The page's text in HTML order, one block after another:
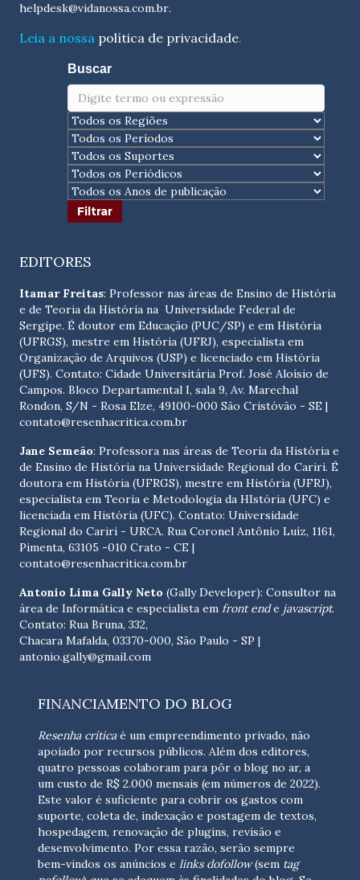
helpdesk@vidanossa.com.br.
Leia a nossa política de privacidade.
Buscar
EDITORES
Itamar Freitas: Professor nas áreas de Ensino de História
e de Teoria da História na Universidade Federal de
Sergipe. É doutor em Educação (PUC/SP) e em História
(UFRGS), mestre em História (UFRJ), especialista em
Organização de Arquivos (USP) e licenciado em História
(UFS). Contato: Cidade Universitária Prof. José Aloísio de
Campos. Bloco Departamental I, sala 9, Av. Marechal
Rondon, S/N - Rosa Elze, 49100-000 São Cristóvão - SE |
contato@resenhacritica.com.br
Jane Semeão: Professora nas áreas de Teoria da História e
de Ensino de História na Universidade Regional do Cariri. É
doutora em História (UFRGS), mestre em História (UFRJ),
especialista em Teoria e Metodologia da HIstória (UFC) e
licenciada em História (UFC). Contato: Universidade
Regional do Cariri - URCA. Rua Coronel Antônio Luíz, 1161,
Pimenta, 63105 -010 Crato - CE |
contato@resenhacritica.com.br
Antonio Lima Gally Neto (Gally Developer): Consultor na
área de Informática e especialista em front ende javascript.
Contato: Rua Bruna, 332,
Chacara Mafalda, 03370-000, São Paulo - SP |
antonio.gally@gmail.com
FINANCIAMENTO DO BLOG
Resenha críticaé um empreendimento privado, não
apoiado por recursos públicos. Além dos editores,
quatro pessoas colaboram para pôr o blog no ar, a
um custo de R$ 2.000 mensais (em números de 2022).
Este valor é suficiente para cobrir os gastos com
suporte, coleta de, indexação e postagem de textos,
hospedagem, renovação de plugins, revisão e
desenvolvimento. Por essa razão, serão sempre
bem-vindos os anúncios e links dofollow(sem tag